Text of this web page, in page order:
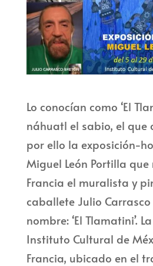
Lo conocían como ‘El
náhuatl el sabio, el que
por ello la exposición-
Miguel León Portilla que
Francia el muralista y
caballete Julio
nombre: ‘El Tlamatini’.
Instituto Cultural de
Francia, ubicado en el